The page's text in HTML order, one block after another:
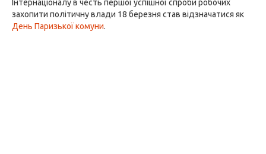
Інтернаціоналу в честь першої успішної спроби робочих
захопити політичну влади 18 березня став відзначатися як
День Паризької комуни.